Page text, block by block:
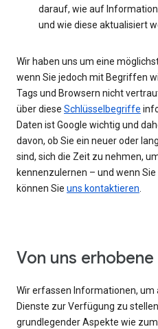
darauf, wie auf
und wie diese aktualisiert
Wir haben uns um eine
wenn Sie jedoch mit Begriffen
Tags und Browsern nicht
über diese Schlüsselbegriffe
Daten ist Google wichtig und
davon, ob Sie ein neuer oder
sind, sich die Zeit zu nehmen,
kennenzulernen – und wenn
können Sie uns kontaktieren.
Von uns
Wir erfassen Informationen, um
Dienste zur Verfügung zu
grundlegender Aspekte wie